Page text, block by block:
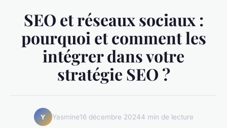
SEO et réseaux sociaux :
pourquoi et comment les
intégrer dans votre
stratégie SEO ?
Y Yasmine16 décembre 20244 min de lecture